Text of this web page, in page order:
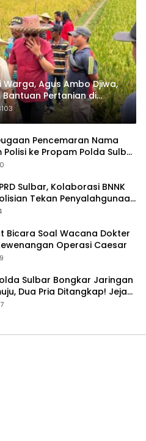
Warga, Agus Ambo Djiwa,
Bantuan Pertanian di
Pencemaran Nama
ke Propam Polda Sulbar
Sulbar, Kolaborasi BNNK
Tekan Penyalahgunaan
Bicara Soal Wacana Dokter
Operasi Caesar
Sulbar Bongkar Jaringan
Dua Pria Ditangkap! Jejak